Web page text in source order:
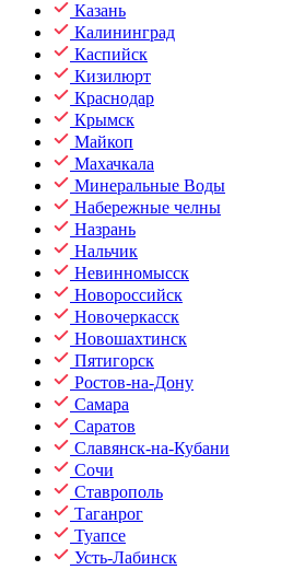
Казань
Калининград
Каспийск
Кизилюрт
Краснодар
Крымск
Майкоп
Махачкала
Минеральные Воды
Набережные челны
Назрань
Нальчик
Невинномысск
Новороссийск
Новочеркасск
Новошахтинск
Пятигорск
Ростов-на-Дону
Самара
Саратов
Славянск-на-Кубани
Сочи
Ставрополь
Таганрог
Туапсе
Усть-Лабинск